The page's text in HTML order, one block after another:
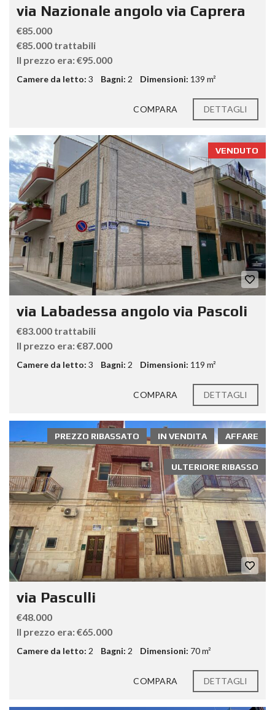
via Nazionale angolo via Caprera
€85.000
€85.000 trattabili
Il prezzo era: €95.000
Camere da letto: 3 Bagni: 2 Dimensioni: 139 m²
COMPARA DETTAGLI
VENDUTO
via Labadessa angolo via Pascoli
€83.000 trattabili
Il prezzo era: €87.000
Camere da letto: 3 Bagni: 2 Dimensioni: 119 m²
COMPARA DETTAGLI
AFFARE
IN VENDITA
PREZZO RIBASSATO
ULTERIORE RIBASSO
via Pasculli
€48.000
Il prezzo era: €65.000
Camere da letto: 2 Bagni: 2 Dimensioni: 70 m²
COMPARA DETTAGLI